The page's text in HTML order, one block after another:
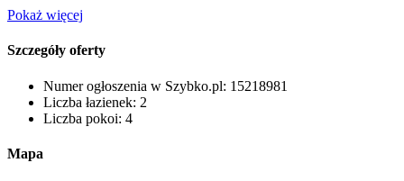
Pokaż więcej
Szczegóły oferty
Numer ogłoszenia w Szybko.pl: 15218981
Liczba łazienek: 2
Liczba pokoi: 4
Mapa